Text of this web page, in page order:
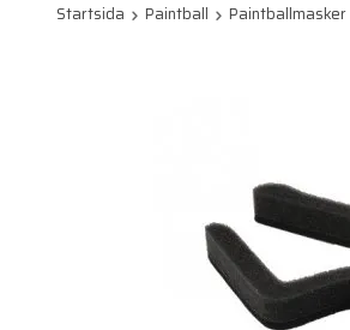
Startsida Paintball Paintballmasker